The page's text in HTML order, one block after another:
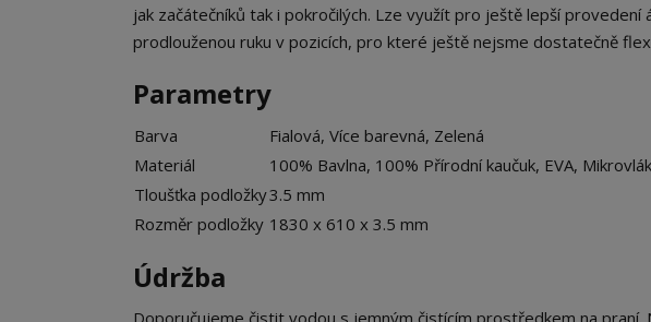
jak začátečníků tak i pokročilých. Lze využít pro ještě lepší
prodlouženou ruku v pozicích, pro které ještě nejsme dostatečně
Parametry
Barva
Fialová, Více barevná, Zelená
Materiál
100% Bavlna, 100% Přírodní kaučuk, EVA,
Tloušťka podložky3.5 mm
Rozměr podložky 1830 x 610 x 3.5 mm
Údržba
Doporučujeme čistit vodou s jemným čistícím prostředkem na